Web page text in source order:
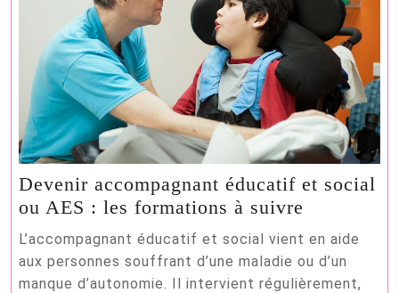
Devenir accompagnant éducatif et social
ou AES : les formations à suivre
éducatif
et
L’accompagnant éducatif et social vient en aide
aux personnes souffrant d’une maladie ou d’un
manque d’autonomie. Il intervient régulièrement,